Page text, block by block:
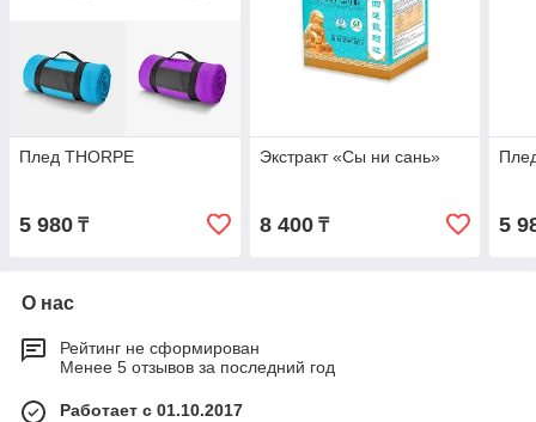
Плед THORPE
5 980 ₸
Экстракт «Сы ни сань»
8 400₸ 5
О нас
Рейтинг не сформирован
Менее 5 отзывов за последний год
Работает с 01.10.2017